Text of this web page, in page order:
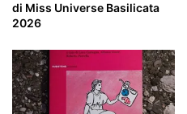
di Miss Universe Basilicata
2026